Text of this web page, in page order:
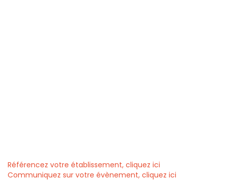
Référencez votre établissement, cliquez ici
Communiquez sur votre évènement, cliquez ici